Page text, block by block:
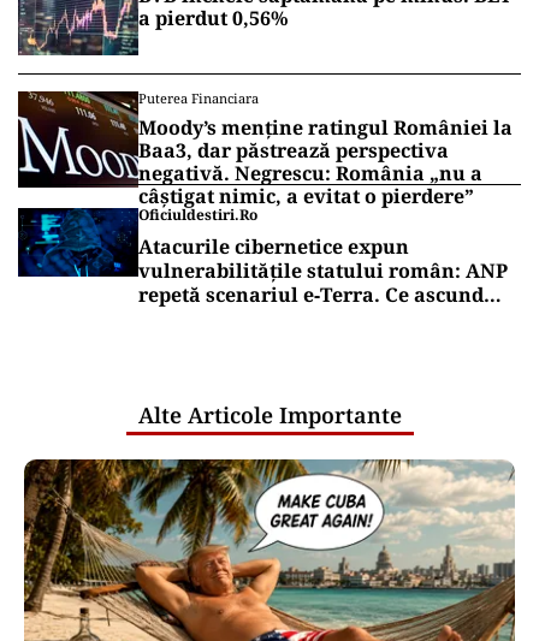
a pierdut 0,56%
Puterea Financiara
Moody’s menține ratingul României la
Baa3, dar păstrează perspectiva
negativă. Negrescu: România „nu a
câștigat nimic, a evitat o pierdere”
Oficiuldestiri.ro
Atacurile cibernetice expun
vulnerabilitățile statului român: ANP
repetă scenariul e‑Terra. Ce ascund
Alte Articole Importante